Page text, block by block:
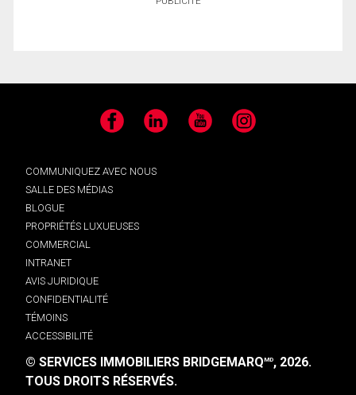
Facebook LinkedIn YouTube Instagram
COMMUNIQUEZ AVEC NOUS
SALLE DES MÉDIAS
BLOGUE
PROPRIÉTÉS LUXUEUSES
COMMERCIAL
INTRANET
AVIS JURIDIQUE
CONFIDENTIALITÉ
TÉMOINS
ACCESSIBILITÉ
© SERVICES IMMOBILIERS BRIDGEMARQMD, 2026.
TOUS DROITS RÉSERVÉS.